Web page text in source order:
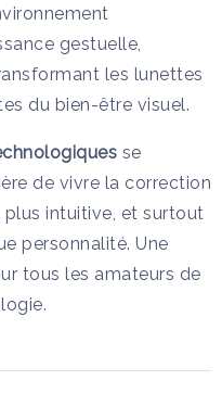
gestuelle,
les lunettes
du bien-être visuel.
se
de vivre la correction
plus intuitive, et surtout
personnalité. Une
tous les amateurs de